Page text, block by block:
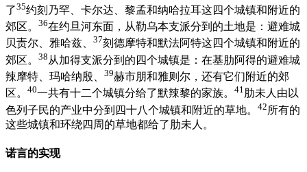
了35约刻乃罕、卡尔达、黎孟和纳哈拉耳这四个城镇和附近的
郊区。 36在约旦河东面，从勒乌本支派分到的土地是：避难城
贝责尔、雅哈兹、 37刻德摩特和默法阿特这四个城镇和附近的
郊区。 38 从加得支派分到的四个城镇是：在基肋阿得的避难城
辣摩特、玛哈纳殷、 39赫市朋和雅则尔，还有它们附近的郊
区。 40一共有十二个城镇分给了默辣黎的家族。 41肋未人由以
色列子民的产业中分到四十八个城镇和附近的草地。 42 所有的
这些城镇和环绕四周的草地都给了肋未人。
诺言的实现